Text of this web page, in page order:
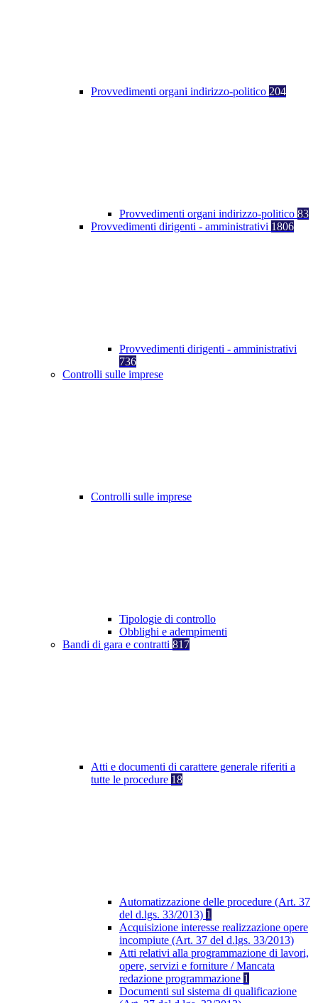
Provvedimenti organi indirizzo-politico 204
Provvedimenti organi indirizzo-politico 83
Provvedimenti dirigenti - amministrativi 1806
Provvedimenti dirigenti - amministrativi
736
Controlli sulle imprese
Controlli sulle imprese
Tipologie di controllo
Obblighi e adempimenti
Bandi di gara e contratti 817
Atti e documenti di carattere generale riferiti a
tutte le procedure 18
Automatizzazione delle procedure (Art. 37
del d.lgs. 33/2013) 1
Acquisizione interesse realizzazione opere
incompiute (Art. 37 del d.lgs. 33/2013)
Atti relativi alla programmazione di lavori,
opere, servizi e forniture / Mancata
redazione programmazione 1
Documenti sul sistema di qualificazione